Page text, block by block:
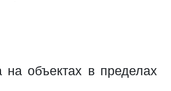
объектах в пределах